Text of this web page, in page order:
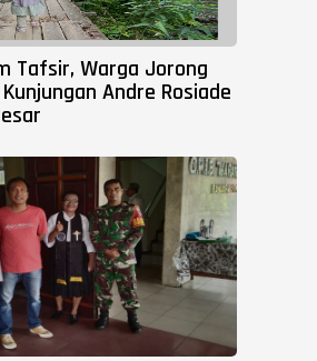
Tafsir, Warga Jorong
Andre Rosiade